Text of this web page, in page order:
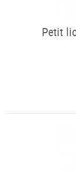
Petit